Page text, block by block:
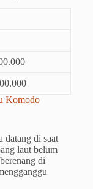
Komodo
datang di saat
laut belum
di